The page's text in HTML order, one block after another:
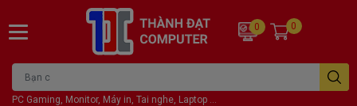
PC Gaming, Monitor, Máy in, Tai nghe, Laptop ...
0 0